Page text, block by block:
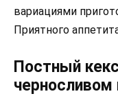
вариациями
Приятного
Постный
черносливом